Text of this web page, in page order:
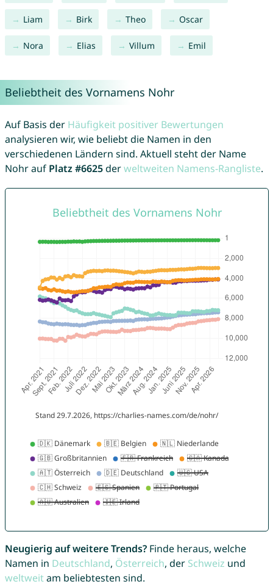
Liam Birk Theo Oscar
Nora Elias Villum Emil
Beliebtheit des Vornamens Nohr
Auf Basis der Häufigkeit positiver Bewertungen
analysieren wir, wie beliebt die Namen in den
verschiedenen Ländern sind. Aktuell steht der Name
Nohr auf Platz #6625derweltweiten Namens-Rangliste.
Neugierig auf weitere Trends?Finde heraus, welche
Namen in Deutschland, Österreich, der Schweiz und
weltweitam beliebtesten sind.